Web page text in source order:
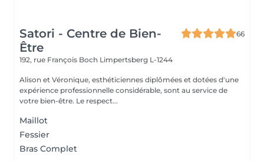
Satori - Centre de Bien-
Être
66
192, rue François Boch Limpertsberg L-1244
Alison et Véronique, esthéticiennes diplômées et dotées d'une
expérience professionnelle considérable, sont au service de
votre bien-être. Le respect...
Maillot
Fessier
Bras Complet